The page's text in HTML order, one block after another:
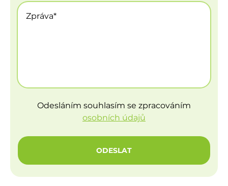
Odesláním souhlasím se zpracováním
osobních údajů
ODESLAT